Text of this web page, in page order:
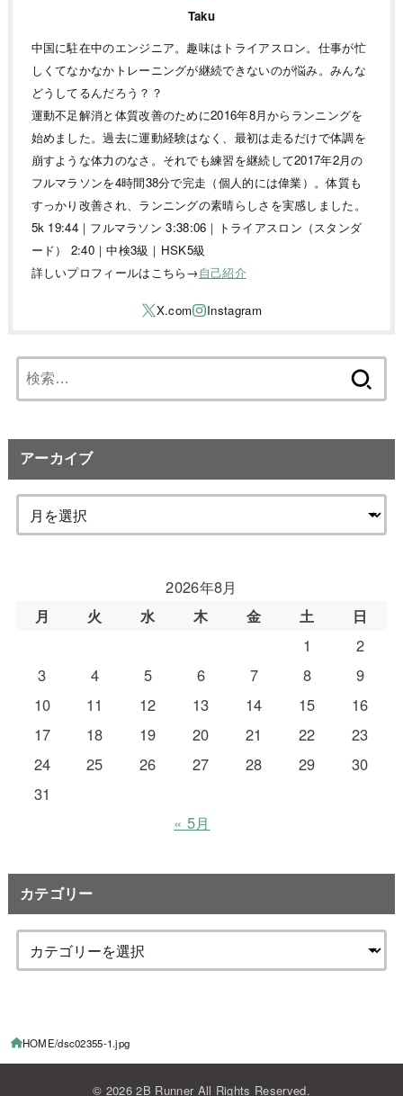
Taku
中国に駐在中のエンジニア。趣味はトライアスロン。仕事が忙
しくてなかなかトレーニングが継続できないのが悩み。みんな
どうしてるんだろう？？
運動不足解消と体質改善のために2016年8月からランニングを
始めました。過去に運動経験はなく、最初は走るだけで体調を
崩すような体力のなさ。それでも練習を継続して2017年2月の
フルマラソンを4時間38分で完走（個人的には偉業）。体質も
すっかり改善され、ランニングの素晴らしさを実感しました。
5k 19:44｜フルマラソン 3:38:06｜トライアスロン（スタンダ
ード） 2:40｜中検3級｜HSK5級
詳しいプロフィールはこちら→自己紹介
索:
アーカイブ
2026年8月
月
火 水 木 金 土
日
1
2
3
4 5 6 7 8
9
10
11 12 13 14 15
16
17
18 19 20 21 22
23
24
25 26 27 28 29
30
31
« 5月
カテゴリー
HOME dsc02355-1.jpg
© 20262B RunnerAll Rights Reserved.